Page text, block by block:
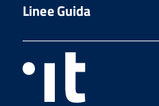
Linee Guida